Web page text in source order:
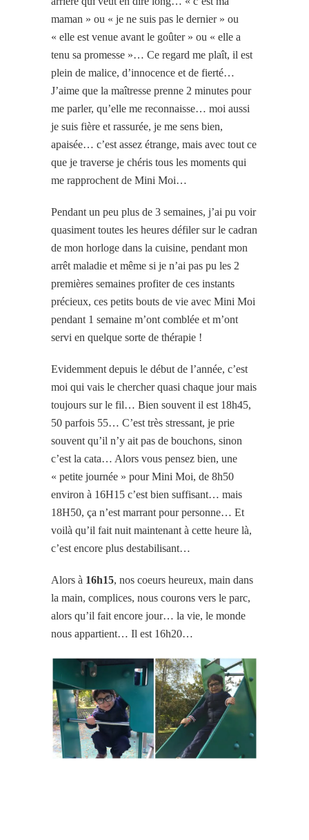
maman » ou « je ne suis pas le dernier » ou
« elle est venue avant le goûter » ou « elle a
tenu sa promesse »… Ce regard me plaît, il est
plein de malice, d’innocence et de fierté…
J’aime que la maîtresse prenne 2 minutes pour
me parler, qu’elle me reconnaisse… moi aussi
je suis fière et rassurée, je me sens bien,
apaisée… c’est assez étrange, mais avec tout ce
que je traverse je chéris tous les moments qui
me rapprochent de Mini Moi…
Pendant un peu plus de 3 semaines, j’ai pu voir
quasiment toutes les heures défiler sur le cadran
de mon horloge dans la cuisine, pendant mon
arrêt maladie et même si je n’ai pas pu les 2
premières semaines profiter de ces instants
précieux, ces petits bouts de vie avec Mini Moi
pendant 1 semaine m’ont comblée et m’ont
servi en quelque sorte de thérapie !
Evidemment depuis le début de l’année, c’est
moi qui vais le chercher quasi chaque jour mais
toujours sur le fil… Bien souvent il est 18h45,
50 parfois 55… C’est très stressant, je prie
souvent qu’il n’y ait pas de bouchons, sinon
c’est la cata… Alors vous pensez bien, une
« petite journée » pour Mini Moi, de 8h50
environ à 16H15 c’est bien suffisant… mais
18H50, ça n’est marrant pour personne… Et
voilà qu’il fait nuit maintenant à cette heure là,
c’est encore plus destabilisant…
Alors à 16h15, nos coeurs heureux, main dans
la main, complices, nous courons vers le parc,
alors qu’il fait encore jour… la vie, le monde
nous appartient… Il est 16h20…